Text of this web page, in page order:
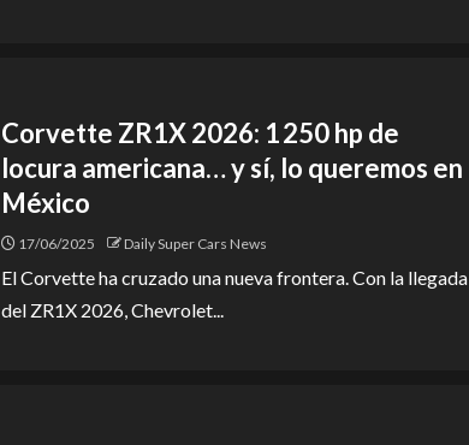
Corvette ZR1X 2026: 1 250 hp de
locura americana… y sí, lo queremos en
México
17/06/2025 Daily Super Cars News
El Corvette ha cruzado una nueva frontera. Con la llegada
del ZR1X 2026, Chevrolet...